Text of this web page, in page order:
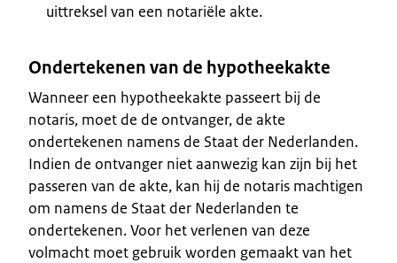
uittreksel van een notariële akte.
Ondertekenen van de hypotheekakte
Wanneer een hypotheekakte passeert bij de
notaris, moet de de ontvanger, de akte
ondertekenen namens de Staat der Nederlanden.
Indien de ontvanger niet aanwezig kan zijn bij het
passeren van de akte, kan hij de notaris machtigen
om namens de Staat der Nederlanden te
ondertekenen. Voor het verlenen van deze
volmacht moet gebruik worden gemaakt van het